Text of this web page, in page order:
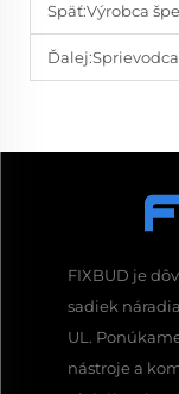
Späť:Výrobca
Ďalej:Sprievodca
FIXBUD je
sadiek
UL.
nástroje a